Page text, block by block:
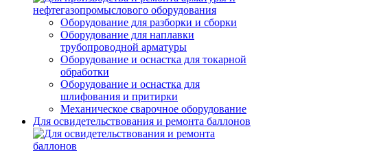
Оборудование для разборки и сборки
Оборудование для наплавки
трубопроводной арматуры
Оборудование и оснастка для токарной
обработки
Оборудование и оснастка для
шлифования и притирки
Механическое сварочное оборудование
Для освидетельствования и ремонта баллонов